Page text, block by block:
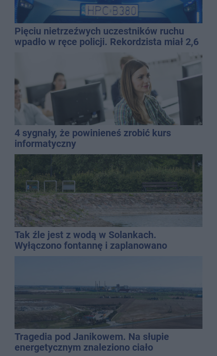
Pięciu nietrzeźwych uczestników ruchu
wpadło w ręce policji. Rekordzista miał 2,6
4 sygnały, że powinieneś zrobić kurs
informatyczny
Tak źle jest z wodą w Solankach.
Wyłączono fontannę i zaplanowano
Tragedia pod Janikowem. Na słupie
energetycznym znaleziono ciało